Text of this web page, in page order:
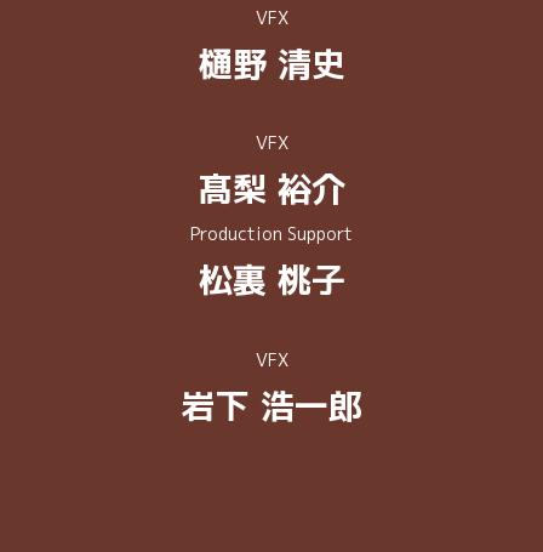
VFX
樋野 清史
VFX
髙梨 裕介
Production Support
松裏 桃子
VFX
岩下 浩一郎